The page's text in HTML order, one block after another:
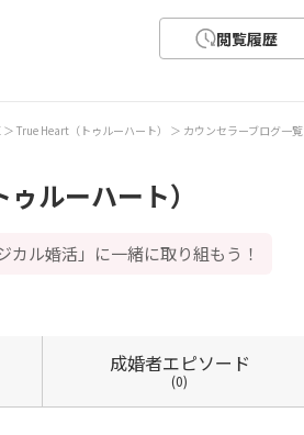
閲覧履歴
True Heart（トゥルーハート） カウンセラーブログ一覧
ルーハート）
ル婚活」に一緒に取り組もう！
成婚者エピソード
(0)